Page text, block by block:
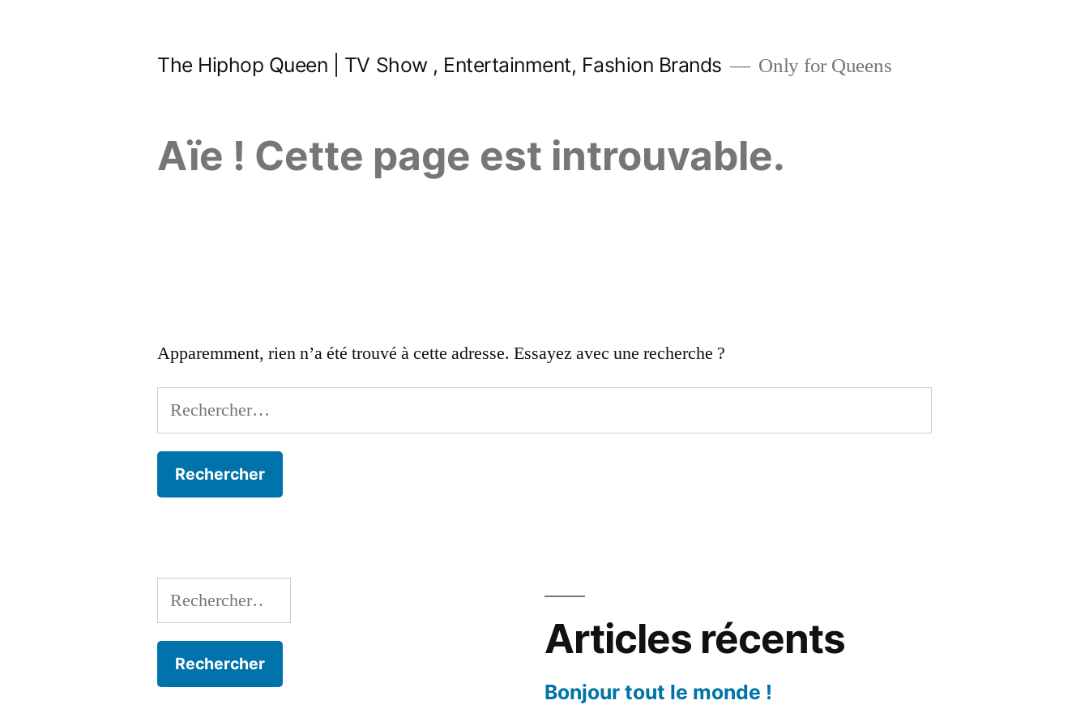
The Hiphop Queen | TV Show , Entertainment, Fashion Brands Only for Queens
Aïe ! Cette page est introuvable.
Apparemment, rien n’a été trouvé à cette adresse. Essayez avec une recherche ?
Rechercher :
Rechercher :
Articles récents
Bonjour tout le monde !